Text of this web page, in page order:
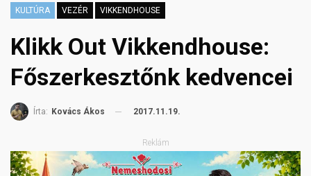
KULTÚRA VEZÉR VIKKENDHOUSE
Klikk Out Vikkendhouse:
Főszerkesztőnk kedvencei
Írta: Kovács Ákos 2017.11.19.
Reklám